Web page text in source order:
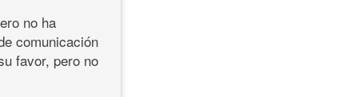
no ha
comunicación
favor, pero no